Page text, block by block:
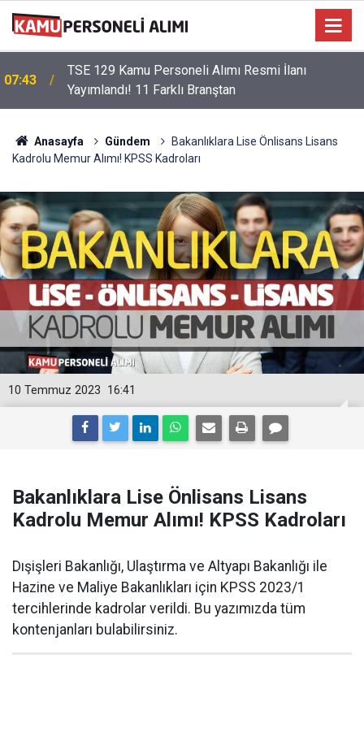
07:43
TSE 129 Kamu Personeli Alımı Resmi İlanı
Yayımlandı! 11 Farklı Branştan
Anasayfa Gündem
Bakanlıklara Lise Önlisans Lisans
Kadrolu Memur Alımı! KPSS Kadroları
16:41
10 Temmuz 2023
Bakanlıklara Lise Önlisans Lisans
Kadrolu Memur Alımı! KPSS Kadroları
Dışişleri Bakanlığı, Ulaştırma ve Altyapı Bakanlığı ile
Hazine ve Maliye Bakanlıkları için KPSS 2023/1
tercihlerinde kadrolar verildi. Bu yazımızda tüm
kontenjanları bulabilirsiniz.